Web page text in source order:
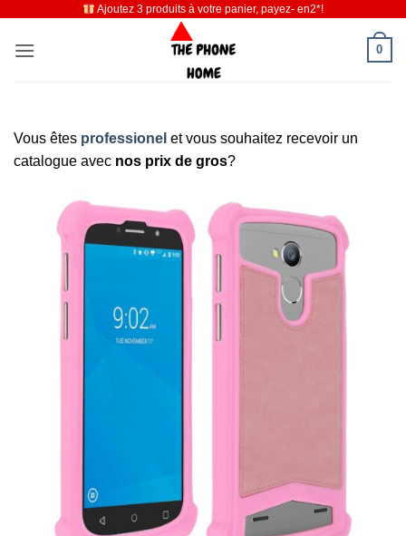
contenu
Ajoutez 3 produits à votre panier, payez- en2*!
0
Vous êtes professionel et vous souhaitez recevoir un
catalogue avec nos prix de gros?